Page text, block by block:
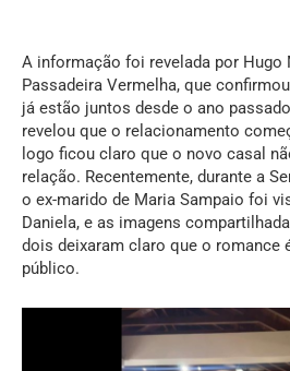
A informação foi revelada por Hugo
Passadeira Vermelha, que
já estão juntos desde o ano
revelou que o relacionamento
logo ficou claro que o novo casal
relação. Recentemente, durante a
o ex-marido de Maria Sampaio foi
Daniela, e as imagens
dois deixaram claro que o romance
público.